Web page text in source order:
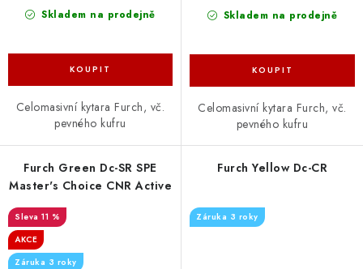
Skladem na prodejně
Celomasivní kytara Furch, vč.
pevného kufru
Skladem na prodejně
Celomasivní kytara Furch, vč.
pevného kufru
Furch Green Dc-SR SPE
Master's Choice CNR Active
11 %
AKCE
Záruka 3 roky
Furch Yellow Dc-CR
Záruka 3 roky